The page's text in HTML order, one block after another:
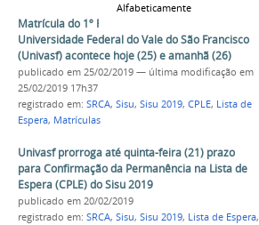
Alfabeticamente
Matrícula do 1º Remanejamento da
Universidade Federal do Vale do São Francisco
(Univasf) acontece hoje (25) e amanhã (26)
publicado em 25/02/2019 — última modificação em
25/02/2019 17h37
registrado em: SRCA, Sisu, Sisu 2019, CPLE, Lista de
Espera, Matrículas
Univasf prorroga até quinta-feira (21) prazo
para Confirmação da Permanência na Lista de
Espera (CPLE) do Sisu 2019
publicado em 20/02/2019
registrado em: SRCA, Sisu, Sisu 2019, Lista de Espera,